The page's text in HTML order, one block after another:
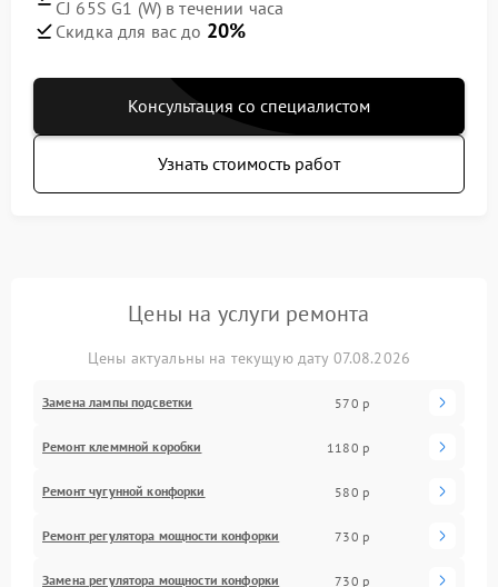
CJ 65S G1 (W) в течении часа
Скидка для вас до 20%
Консультация со специалистом
Узнать стоимость работ
Цены на услуги ремонта
Цены актуальны на текущую дату 07.08.2026
Замена лампы подсветки 570 р
Ремонт клеммной коробки 1180 р
Ремонт чугунной конфорки 580 р
Ремонт регулятора мощности конфорки 730 р
Замена регулятора мощности конфорки 730 р